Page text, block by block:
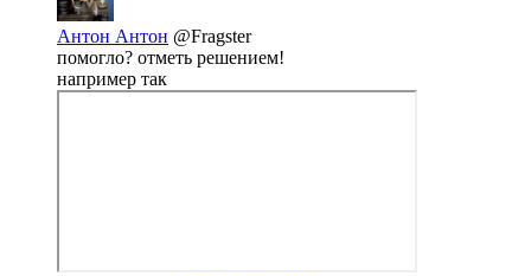
Антон Антон @Fragster
помогло? отметь решением!
например так